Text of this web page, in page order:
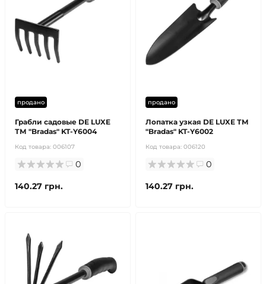
продано
Грабли садовые DE LUXE
ТМ "Bradas" KT-Y6004
Код товара: 006107
0
140.27 грн.
продано
Лопатка узкая DE LUXE ТМ
"Bradas" KT-Y6002
Код товара: 006120
0
140.27 грн.